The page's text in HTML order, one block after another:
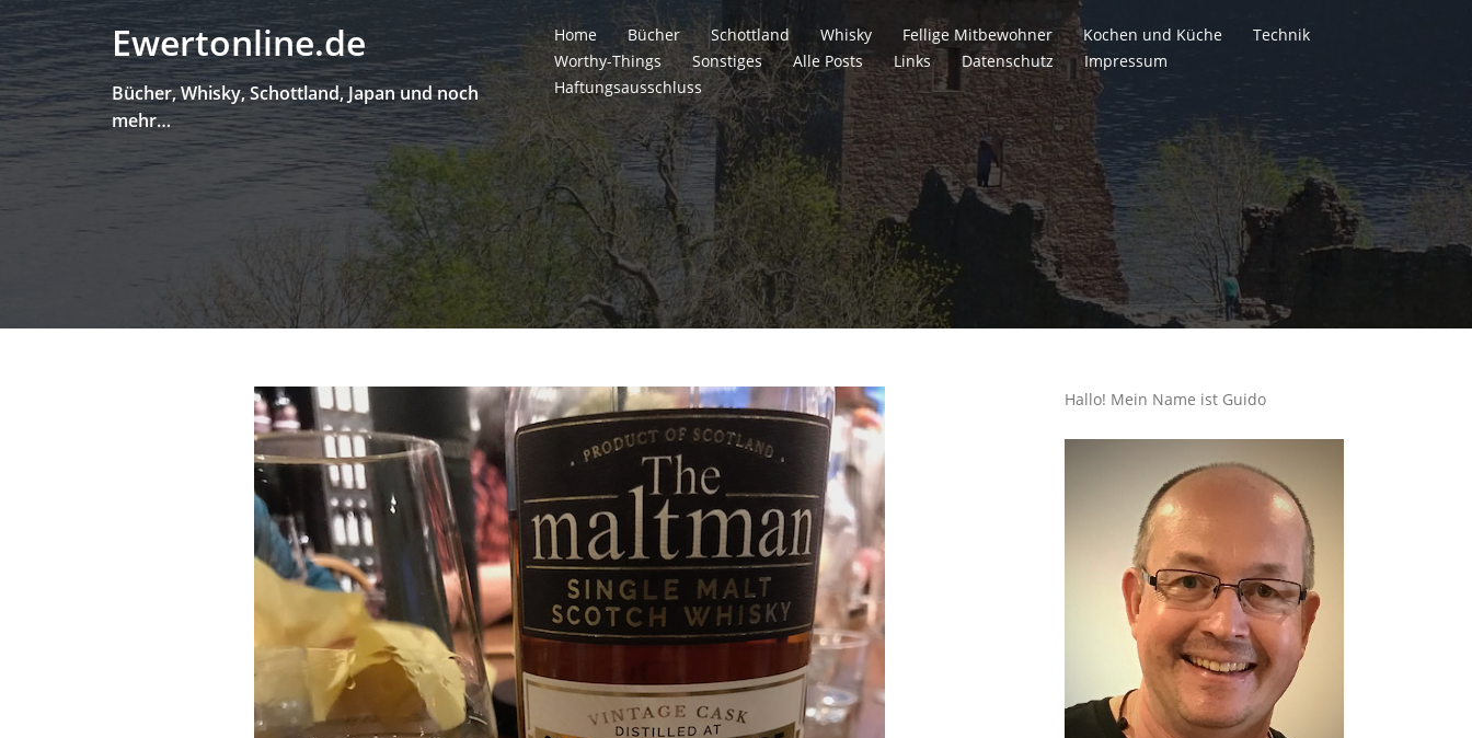
Skip
content
Ewertonline.de
Bücher, Whisky, Schottland, Japan und noch
mehr…
Home Bücher Schottland Whisky Fellige Mitbewohner Kochen und Küche
Technik
Worthy-Things
Sonstiges Alle Posts Links Datenschutz
Impressum
Haftungsausschluss
Hallo! Mein Name ist Guido